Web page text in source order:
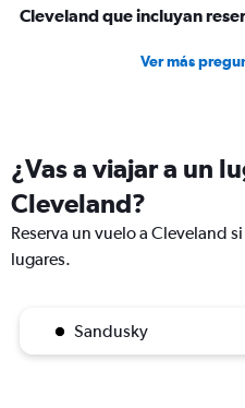
Cleveland que incluyan
Ver más
¿Vas a viajar a un
Cleveland?
Reserva un vuelo a Cleveland
lugares.
Sandusky